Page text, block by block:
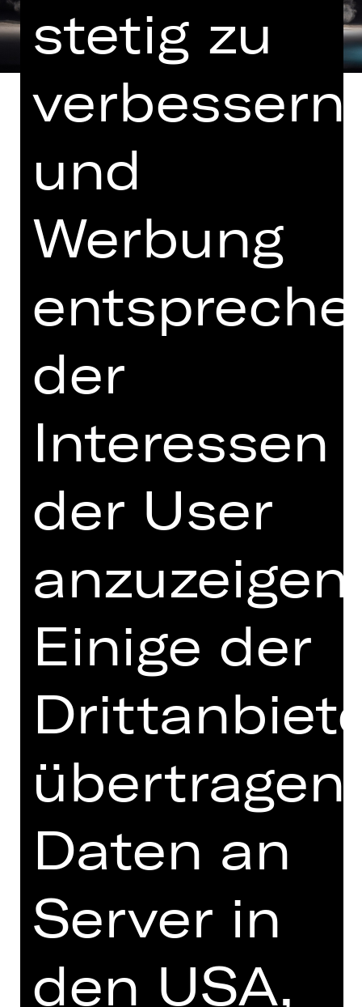
Musik von Igor Strawinsky und Max
Richter
Drei hochkarätige
Künstlerpersönlichkeiten der
internationalen zeitgenössischen
Tanzszene präsentieren ihre Werke
erstmals in Nürnberg: Jean-
Christophe Maillot widmet sich in „Les
Monumentalwerk um ein
folkloristisches Hochzeitsritual. Das
Lightfoot, das den zweiten Teil des
Doppelabends gestaltet, zeigt sein
von der Kritik hochgelobtes Ballett
„Stop-Motion“.
LES NOCES (DE)
Les Noces (Die Bauernhochzeit, 1923)
von Igor Strawinsky
Uraufführung: 25. Dezember 2003,
Les Ballets de Monte-Carlo, Grimaldi
Forum Monaco (MCO)
Choreografie:
Jean-Christophe Maillot
Einstudierung: Gaëtan Raffin, George
Oliveira
Kostüme:
Jean-Michel Lainé
Lichtdesign:Dominique Drillot
Technische Produktionsleitung: Julien
Rebours
STOP MOTION (DE)
von Sol León & Paul Lightfoot
Musik vonMax Richter
Uraufführung: 29. Januar 2014,
Danstheater, Den Haag (NL)
stetig zu
verbessern
und
Werbung
der
Interessen
der User
Einige der
übertragen
Daten an
Server in
den USA,